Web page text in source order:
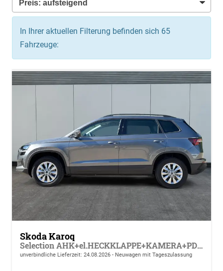
In Ihrer aktuellen Filterung befinden sich 65
Fahrzeuge:
Skoda Karoq
Selection AHK+el.HECKKLAPPE+KAMERA+PDC+ACC
unverbindliche Lieferzeit: 24.08.2026 Neuwagen mit Tageszulassung